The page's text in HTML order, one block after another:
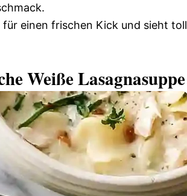
einen frischen Kick und sieht toll
Weiße Lasagnasuppe